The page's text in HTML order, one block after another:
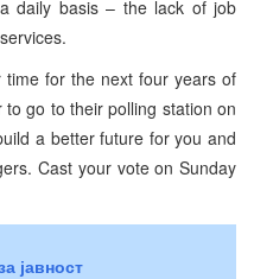
daily basis – the lack of job
for the next four years of
go to their polling station on
a better future for you and
Cast your vote on Sunday
јавност